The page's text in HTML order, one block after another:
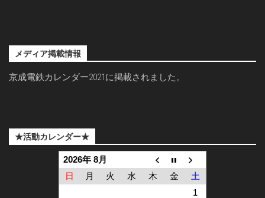
メディア掲載情報
京成電鉄カレンダー2021に掲載されました。
★活動カレンダー★
2026年 8月
日
月 火 水 木 金
土
1